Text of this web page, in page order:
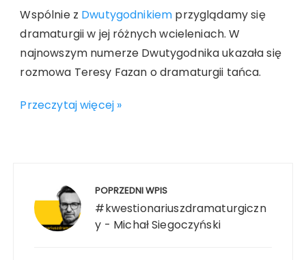
Wspólnie z Dwutygodnikiem przyglądamy się
dramaturgii w jej różnych wcieleniach. W
najnowszym numerze Dwutygodnika ukazała się
rozmowa Teresy Fazan o dramaturgii tańca.
Przeczytaj więcej »
POPRZEDNI WPIS
#kwestionariuszdramaturgiczn
y - Michał Siegoczyński